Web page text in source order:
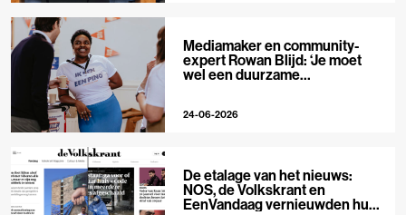
Mediamaker en community-
expert Rowan Blijd: ‘Je moet
wel een duurzame
24-06-2026
De etalage van het nieuws:
NOS, de Volkskrant en
EenVandaag vernieuwden hun